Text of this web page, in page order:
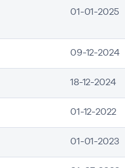
01-01-2025
09-12-2024
18-12-2024
01-12-2022
01-01-2023